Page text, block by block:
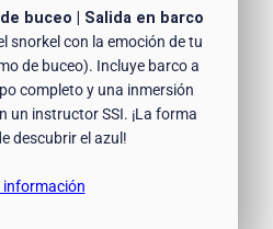
buceo | Salida en barco
snorkel con la emoción de tu
de buceo). Incluye barco a
completo y una inmersión
un instructor SSI. ¡La forma
descubrir el azul!
información